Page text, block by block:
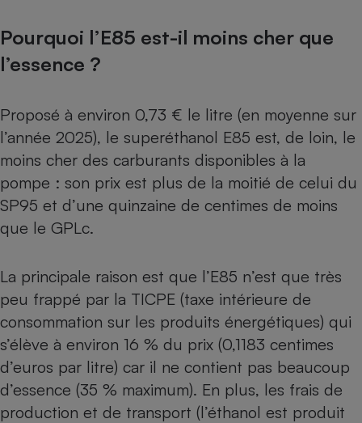
Pourquoi l’E85 est-il moins cher que
l’essence ?
Proposé à environ 0,73 € le litre (en moyenne sur
l’année 2025), le superéthanol E85 est, de loin, le
moins cher des carburants disponibles à la
pompe : son prix est plus de la moitié de celui du
SP95 et d’une quinzaine de centimes de moins
que le GPLc.
La principale raison est que l’E85 n’est que très
peu frappé par la TICPE (taxe intérieure de
consommation sur les produits énergétiques) qui
s’élève à environ 16 % du prix (0,1183 centimes
d’euros par litre) car il ne contient pas beaucoup
d’essence (35 % maximum). En plus, les frais de
production et de transport (l’éthanol est produit